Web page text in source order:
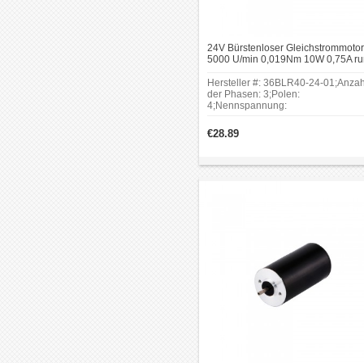
24V Bürstenloser Gleichstrommotor
5000 U/min 0,019Nm 10W 0,75A
Hersteller #: 36BLR40-24-
der Phasen: 3;Polen:
4;Nennspannung:
7500RPM;Rahmengröße:
Φ36mm;Körper Länge:
Φ4mm;Schaftlänge: 15mm.
€28.89